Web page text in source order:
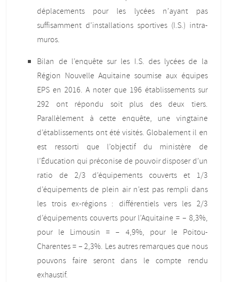
déplacements pour les lycées n’ayant pas
suffisamment d’installations sportives (I.S.) intra-
muros.
Bilan de l’enquête sur les I.S. des lycées de la
Région Nouvelle Aquitaine soumise aux équipes
EPS en 2016. A noter que 196 établissements sur
292 ont répondu soit plus des deux tiers.
Parallèlement à cette enquête, une vingtaine
d’établissements ont été visités. Globalement il en
est ressorti que l’objectif du ministère de
l’Éducation qui préconise de pouvoir disposer d’un
ratio de 2/3 d’équipements couverts et 1/3
d’équipements de plein air n’est pas rempli dans
les trois ex-régions : différentiels vers les 2/3
d’équipements couverts pour l’Aquitaine = – 8,3%,
pour le Limousin = – 4,9%, pour le Poitou-
Charentes = – 2,3%. Les autres remarques que nous
pouvons faire seront dans le compte rendu
exhaustif.